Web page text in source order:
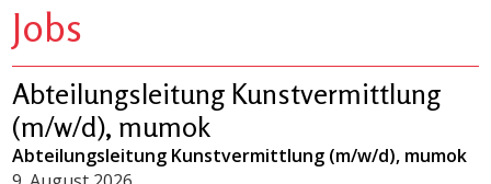
Jobs
Abteilungsleitung Kunstvermittlung
(m/w/d), mumok
Abteilungsleitung Kunstvermittlung (m/w/d), mumok